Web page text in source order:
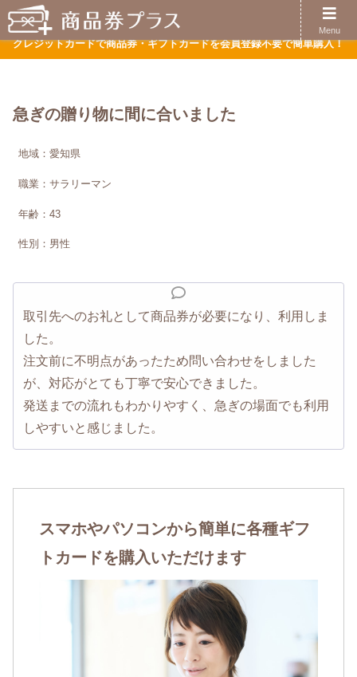
ほぼ全てのクレジットがご利用可能です
クレジットカードで商品券・ギフトカードを会員登録不要で簡単購入！
急ぎの贈り物に間に合いました
地域：愛知県
職業：サラリーマン
年齢：43
性別：男性
取引先へのお礼として商品券が必要になり、利用しま
した。
注文前に不明点があったため問い合わせをしました
が、対応がとても丁寧で安心できました。
発送までの流れもわかりやすく、急ぎの場面でも利用
しやすいと感じました。
スマホやパソコンから簡単に各種ギフ
トカードを購入いただけます
Menu